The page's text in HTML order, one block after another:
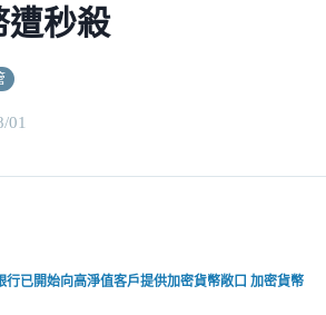
遭秒殺
01
行已開始向高淨值客戶提供加密貨幣敞口 加密貨幣